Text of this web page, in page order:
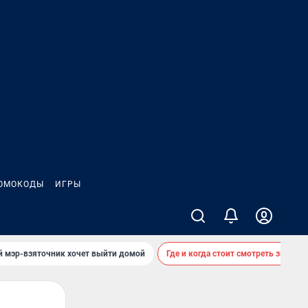
ИГРЫ
мэр-взяточник хочет выйти домой Где и когда стоит смотреть